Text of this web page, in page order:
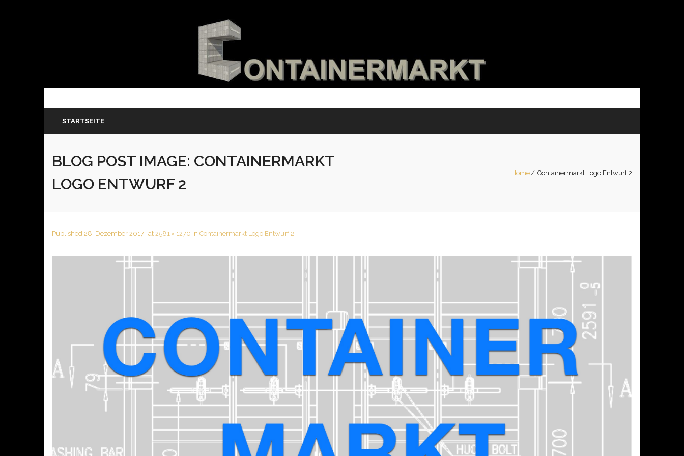
STARTSEITE
BLOG POST IMAGE: CONTAINERMARKT
LOGO ENTWURF 2
Home/ Containermarkt Logo Entwurf 2
Published 28. Dezember 2017 at 2581 × 1270 in Containermarkt Logo Entwurf 2